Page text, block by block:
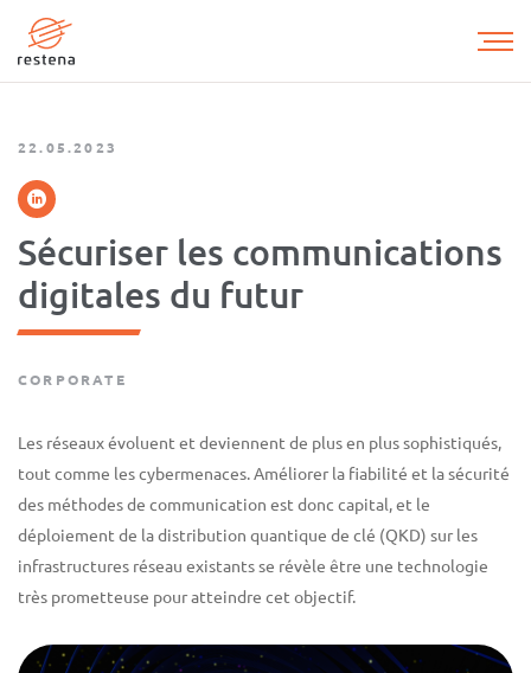
contenu
22.05.2023
Sécuriser les communications
digitales du futur
CORPORATE
Les réseaux évoluent et deviennent de plus en plus sophistiqués,
tout comme les cybermenaces. Améliorer la fiabilité et la sécurité
des méthodes de communication est donc capital, et le
déploiement de la distribution quantique de clé (QKD) sur les
infrastructures réseau existants se révèle être une technologie
très prometteuse pour atteindre cet objectif.